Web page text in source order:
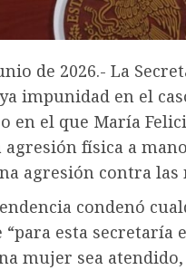
de 2026.- La
impunidad en el
en el que María
física a
agresión contra las
condenó
esta secretaría
mujer sea